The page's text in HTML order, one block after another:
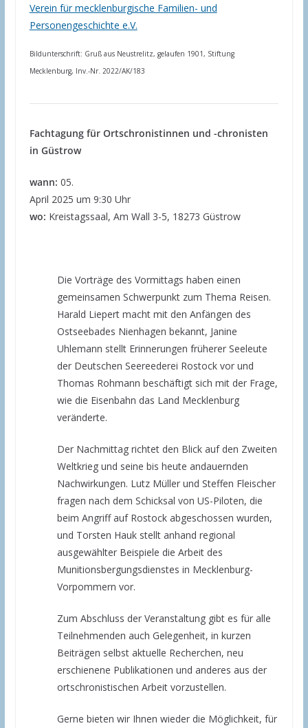
Verein für mecklenburgische Familien- und
Personengeschichte e.V.
Bildunterschrift: Gruß aus Neustrelitz, gelaufen 1901, Stiftung
Mecklenburg, Inv.-Nr. 2022/AK/183
Fachtagung für Ortschronistinnen und -chronisten
in Güstrow
wann: 05.
April 2025 um 9:30 Uhr
wo: Kreistagssaal, Am Wall 3-5, 18273 Güstrow
Die Vorträge des Vormittags haben einen
gemeinsamen Schwerpunkt zum Thema Reisen.
Harald Liepert macht mit den Anfängen des
Ostseebades Nienhagen bekannt, Janine
Uhlemann stellt Erinnerungen früherer Seeleute
der Deutschen Seereederei Rostock vor und
Thomas Rohmann beschäftigt sich mit der Frage,
wie die Eisenbahn das Land Mecklenburg
veränderte.
Der Nachmittag richtet den Blick auf den Zweiten
Weltkrieg und seine bis heute andauernden
Nachwirkungen. Lutz Müller und Steffen Fleischer
fragen nach dem Schicksal von US-Piloten, die
beim Angriff auf Rostock abgeschossen wurden,
und Torsten Hauk stellt anhand regional
ausgewählter Beispiele die Arbeit des
Munitionsbergungsdienstes in Mecklenburg-
Vorpommern vor.
Zum Abschluss der Veranstaltung gibt es für alle
Teilnehmenden auch Gelegenheit, in kurzen
Beiträgen selbst aktuelle Recherchen, neu
erschienene Publikationen und anderes aus der
ortschronistischen Arbeit vorzustellen.
Gerne bieten wir Ihnen wieder die Möglichkeit, für